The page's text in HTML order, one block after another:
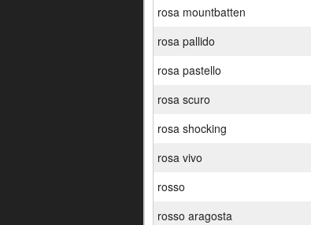
rosa mountbatten
rosa pallido
rosa pastello
rosa scuro
rosa shocking
rosa vivo
rosso
rosso aragosta